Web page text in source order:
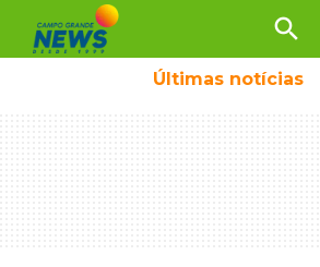
search
Últimas notícias